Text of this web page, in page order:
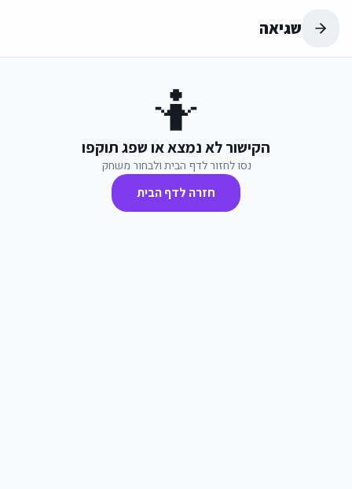
שגיאה
🤷
הקישור לא נמצא או שפג תוקפו
נסו לחזור לדף הבית ולבחור משחק
חזרה לדף הבית